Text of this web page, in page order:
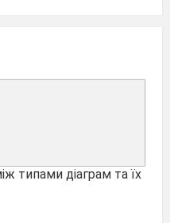
типами діаграм та їх